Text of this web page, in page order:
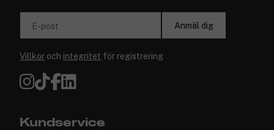
E-post Anmäl dig
Villkor och integritet för registrering
Kundservice